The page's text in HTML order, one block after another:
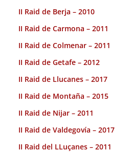
II Raid de Berja – 2010
II Raid de Carmona – 2011
II Raid de Colmenar – 2011
II Raid de Getafe – 2012
II Raid de Llucanes – 2017
II Raid de Montaña – 2015
II Raid de Nijar – 2011
II Raid de Valdegovía – 2017
II Raid del LLuçanes – 2011